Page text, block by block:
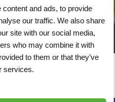
and ads, to provide
our traffic. We also share
site with our social media,
who may combine it with
to them or that they’ve
services.
u graag